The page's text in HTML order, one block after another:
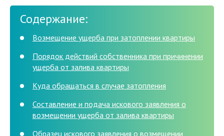
Содержание:
Возмещение ущерба при затоплении квартиры
Порядок действий собственника при причинении
ущерба от залива квартиры
Куда обращаться в случае затопления
Составление и подача искового заявления о
возмещении ущерба от залива квартиры
Образец искового заявления о возмещении